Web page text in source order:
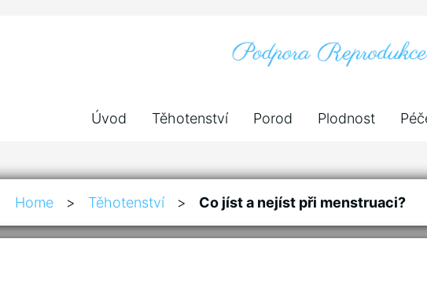
Úvod Těhotenství Porod Plodnost
Home > Těhotenství > Co jíst a nejíst při menstruaci?